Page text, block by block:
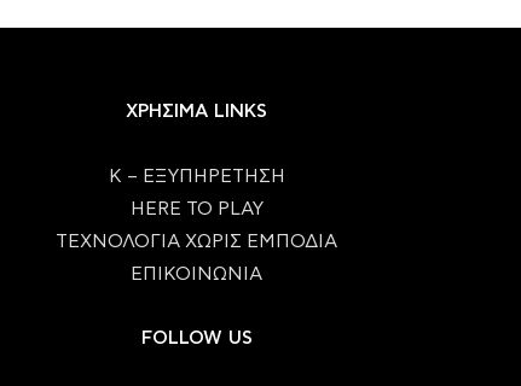
ΧΡΗΣΙΜΑ LINKS
Κ – ΕΞΥΠΗΡΕΤΗΣΗ
HERE TO PLAY
ΤΕΧΝΟΛΟΓΙΑ ΧΩΡΙΣ ΕΜΠΟΔΙΑ
ΕΠΙΚΟΙΝΩΝΙΑ
FOLLOW US